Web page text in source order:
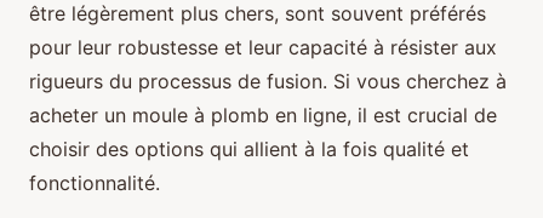
être légèrement plus chers, sont souvent préférés
pour leur robustesse et leur capacité à résister aux
rigueurs du processus de fusion. Si vous cherchez à
acheter un moule à plomb en ligne, il est crucial de
choisir des options qui allient à la fois qualité et
fonctionnalité.